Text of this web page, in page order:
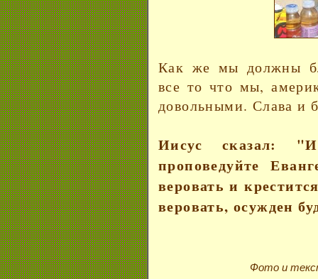
Как же мы должны
все то что мы,
довольными. Слава и
Иисус сказал:
проповедуйте
веровать и
веровать, осужден
Фото и